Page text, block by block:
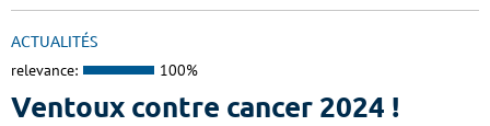
ACTUALITÉS
relevance: 100%
Ventoux contre cancer 2024 !